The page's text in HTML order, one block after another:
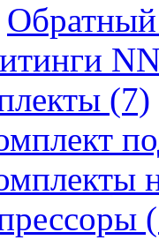
(7)